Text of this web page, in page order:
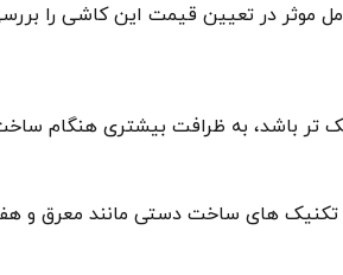
موثر در تعیین قیمت این کاشی را
تر باشد، به ظرافت بیشتری هنگام
تکنیک های ساخت دستی مانند معرق و